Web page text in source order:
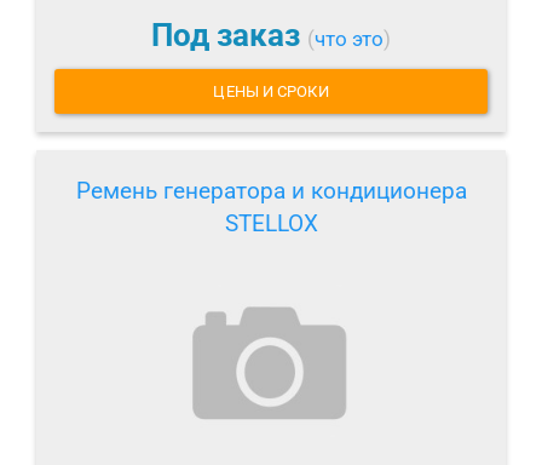
Под заказ (что это)
ЦЕНЫ И СРОКИ
Ремень генератора и кондиционера
STELLOX